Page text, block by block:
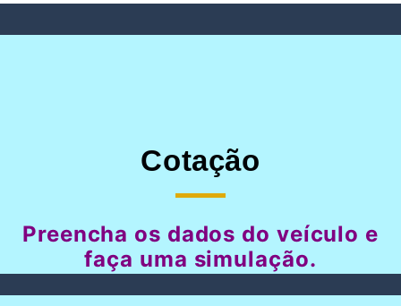
Cotação
Preencha os dados do veículo e
faça uma simulação.